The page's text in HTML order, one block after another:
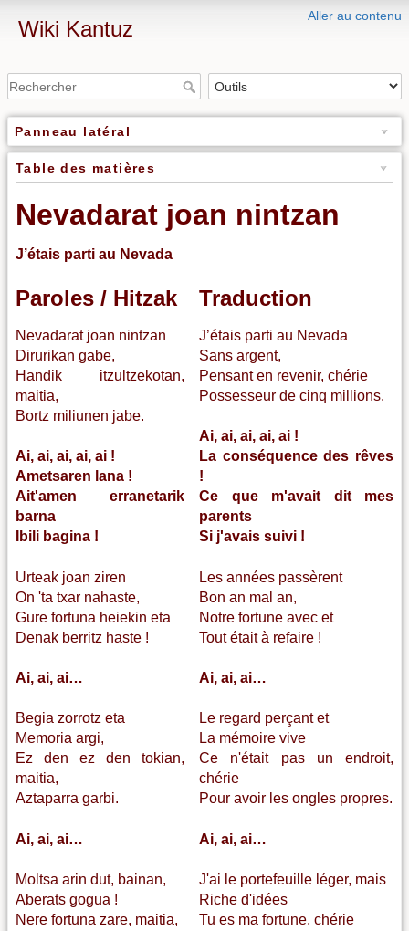
Aller au contenu
Wiki Kantuz
Panneau latéral
Table des matières
Nevadarat joan nintzan
J’étais parti au Nevada
Paroles / Hitzak
Nevadarat joan nintzan
Dirurikan gabe,
Handik itzultzekotan,
maitia,
Bortz miliunen jabe.
Ai, ai, ai, ai, ai !
Ametsaren lana !
Ait'amen erranetarik
barna
Ibili bagina !
Urteak joan ziren
On 'ta txar nahaste,
Gure fortuna heiekin eta
Denak berritz haste !
Ai, ai, ai…
Begia zorrotz eta
Memoria argi,
Ez den ez den tokian,
maitia,
Aztaparra garbi.
Ai, ai, ai…
Moltsa arin dut, bainan,
Aberats gogua !
Nere fortuna zare, maitia,
Traduction
J’étais parti au Nevada
Sans argent,
Pensant en revenir, chérie
Possesseur de cinq millions.
Ai, ai, ai, ai, ai !
La conséquence des rêves
!
Ce que m'avait dit mes
parents
Si j'avais suivi !
Les années passèrent
Bon an mal an,
Notre fortune avec et
Tout était à refaire !
Ai, ai, ai…
Le regard perçant et
La mémoire vive
Ce n'était pas un endroit,
chérie
Pour avoir les ongles propres.
Ai, ai, ai…
J'ai le portefeuille léger, mais
Riche d'idées
Tu es ma fortune, chérie